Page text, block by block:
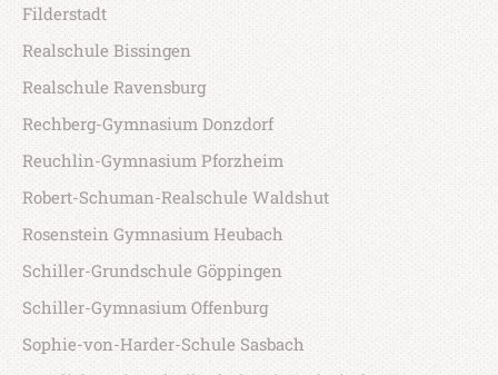
Filderstadt
Realschule Bissingen
Realschule Ravensburg
Rechberg-Gymnasium Donzdorf
Reuchlin-Gymnasium Pforzheim
Robert-Schuman-Realschule Waldshut
Rosenstein Gymnasium Heubach
Schiller-Grundschule Göppingen
Schiller-Gymnasium Offenburg
Sophie-von-Harder-Schule Sasbach